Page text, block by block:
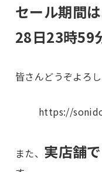
セール期間
28日23時59
皆さんどうぞよろ
https://
また、 実店舗